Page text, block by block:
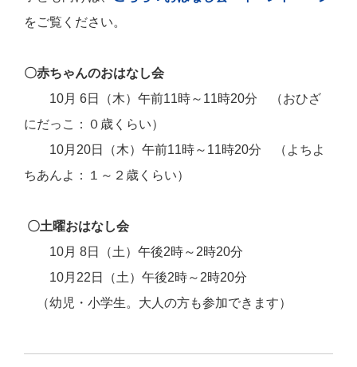
をご覧ください。
〇赤ちゃんのおはなし会
10月 6日（木）午前11時～11時20分
（おひざ
にだっこ：０歳くらい）
10月20日（木）午前11時～11時20分
（よちよ
ちあんよ：１～２歳くらい）
〇土曜おはなし会
10月 8日（土）午後2時～2時20分
10月22日（土）午後2時～2時20分
（幼児・小学生。大人の方も参加できます）